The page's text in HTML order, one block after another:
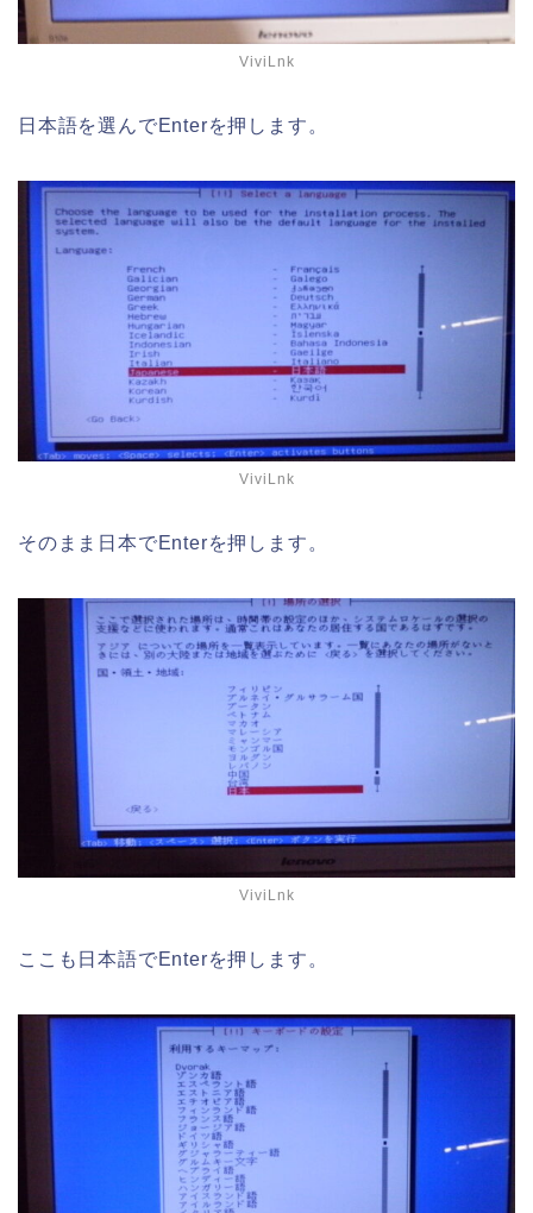
ViviLnk
日本語を選んでEnterを押します。
ViviLnk
そのまま日本でEnterを押します。
ViviLnk
ここも日本語でEnterを押します。